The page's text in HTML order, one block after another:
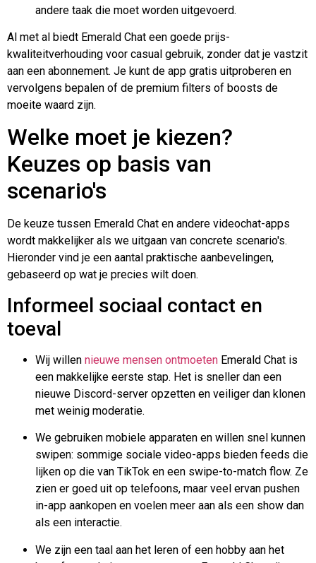
andere taak die moet worden uitgevoerd.
Al met al biedt Emerald Chat een goede prijs-
kwaliteitverhouding voor casual gebruik, zonder dat je vastzit
aan een abonnement. Je kunt de app gratis uitproberen en
vervolgens bepalen of de premium filters of boosts de
moeite waard zijn.
Welke moet je kiezen?
Keuzes op basis van
scenario's
De keuze tussen Emerald Chat en andere videochat-apps
wordt makkelijker als we uitgaan van concrete scenario's.
Hieronder vind je een aantal praktische aanbevelingen,
gebaseerd op wat je precies wilt doen.
Informeel sociaal contact en
toeval
Wij willen nieuwe mensen ontmoeten Emerald Chat is
een makkelijke eerste stap. Het is sneller dan een
nieuwe Discord-server opzetten en veiliger dan klonen
met weinig moderatie.
We gebruiken mobiele apparaten en willen snel kunnen
swipen: sommige sociale video-apps bieden feeds die
lijken op die van TikTok en een swipe-to-match flow. Ze
zien er goed uit op telefoons, maar veel ervan pushen
in-app aankopen en voelen meer aan als een show dan
als een interactie.
We zijn een taal aan het leren of een hobby aan het